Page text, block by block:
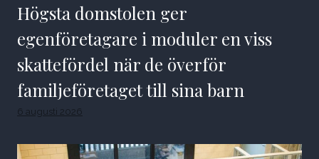
Högsta domstolen ger
egenföretagare i moduler en viss
skattefördel när de överför
familjeföretaget till sina barn
6 augusti 2026